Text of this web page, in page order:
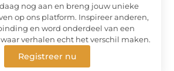
nog aan en breng jouw unieke
op ons platform. Inspireer anderen,
en word onderdeel van een
verhalen echt het verschil maken.
Registreer nu